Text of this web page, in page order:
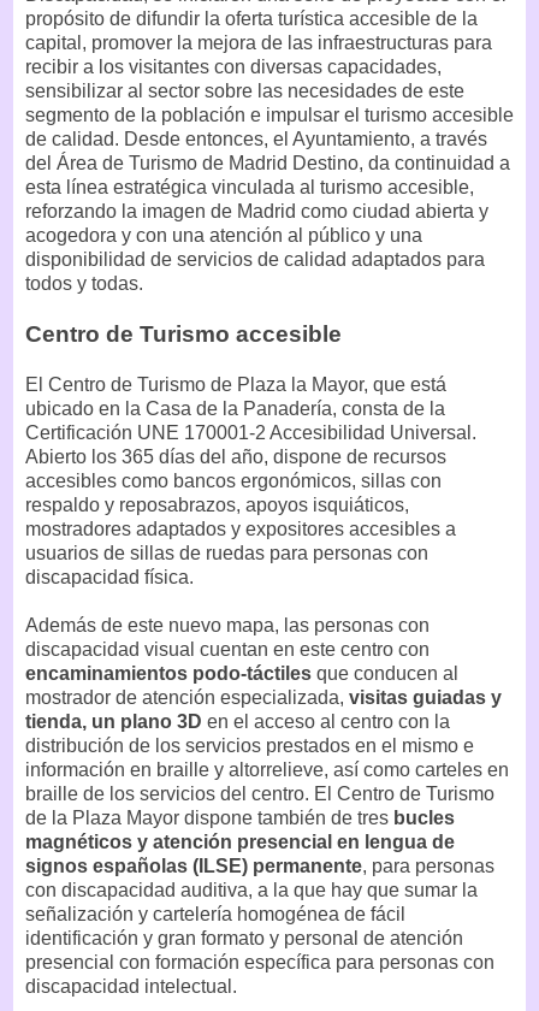
propósito de difundir la oferta turística accesible de la
capital, promover la mejora de las infraestructuras para
recibir a los visitantes con diversas capacidades,
sensibilizar al sector sobre las necesidades de este
segmento de la población e impulsar el turismo accesible
de calidad. Desde entonces, el Ayuntamiento, a través
del Área de Turismo de Madrid Destino, da continuidad a
esta línea estratégica vinculada al turismo accesible,
reforzando la imagen de Madrid como ciudad abierta y
acogedora y con una atención al público y una
disponibilidad de servicios de calidad adaptados para
todos y todas.
Centro de Turismo accesible
El Centro de Turismo de Plaza la Mayor, que está
ubicado en la Casa de la Panadería, consta de la
Certificación UNE 170001-2 Accesibilidad Universal.
Abierto los 365 días del año, dispone de recursos
accesibles como bancos ergonómicos, sillas con
respaldo y reposabrazos, apoyos isquiáticos,
mostradores adaptados y expositores accesibles a
usuarios de sillas de ruedas para personas con
discapacidad física.
Además de este nuevo mapa, las personas con
discapacidad visual cuentan en este centro con
encaminamientos podo-táctiles que conducen al
mostrador de atención especializada, visitas guiadas y
tienda, un plano 3D en el acceso al centro con la
distribución de los servicios prestados en el mismo e
información en braille y altorrelieve, así como carteles en
braille de los servicios del centro. El Centro de Turismo
de la Plaza Mayor dispone también de tres bucles
magnéticos y atención presencial en lengua de
signos españolas (ILSE) permanente, para personas
con discapacidad auditiva, a la que hay que sumar la
señalización y cartelería homogénea de fácil
identificación y gran formato y personal de atención
presencial con formación específica para personas con
discapacidad intelectual.